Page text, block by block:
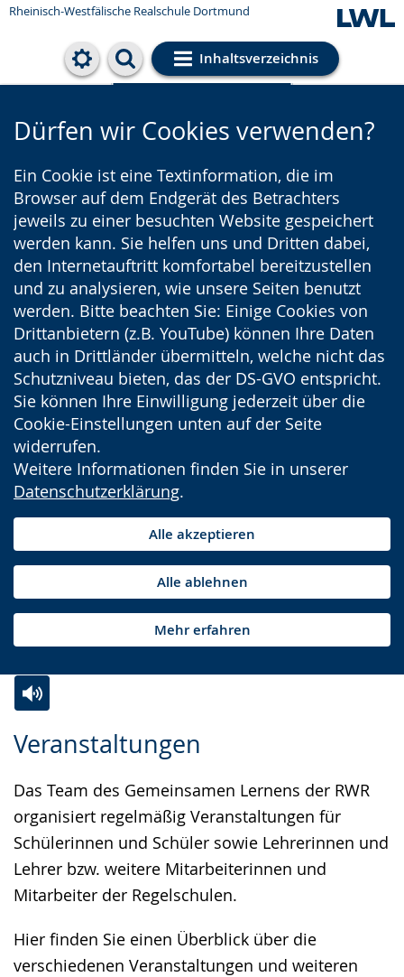
Rheinisch-Westfälische Realschule Dortmund
Inhaltsverzeichnis
Cookie-Einstellungen
Dürfen wir Cookies verwenden?
Ein Cookie ist eine Textinformation, die im
Browser auf dem Endgerät des Betrachters
jeweils zu einer besuchten Website gespeichert
werden kann. Sie helfen uns und Dritten dabei,
den Internetauftritt komfortabel bereitzustellen
und zu analysieren, wie unsere Seiten benutzt
werden. Bitte beachten Sie: Einige Cookies von
Drittanbietern (z.B. YouTube) können Ihre Daten
auch in Drittländer übermitteln, welche nicht das
Schutzniveau bieten, das der DS-GVO entspricht.
Sie können Ihre Einwilligung jederzeit über die
Cookie-Einstellungen unten auf der Seite
widerrufen.
Weitere Informationen finden Sie in unserer
Datenschutzerklärung.
Alle akzeptieren
Alle ablehnen
Mehr erfahren
Veranstaltungen
Das Team des Gemeinsamen Lernens der RWR
organisiert regelmäßig Veranstaltungen für
Schülerinnen und Schüler sowie Lehrerinnen und
Lehrer bzw. weitere Mitarbeiterinnen und
Mitarbeiter der Regelschulen.
Hier finden Sie einen Überblick über die
verschiedenen Veranstaltungen und weiteren
Leichten
wechseln.
Audio-
Video
Deutscher
Gebärdensprache
wird
angezeigt.